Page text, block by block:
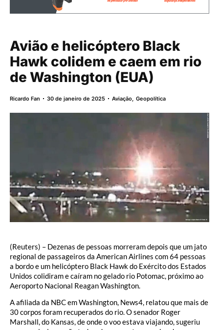
Avião e helicóptero Black
Hawk colidem e caem em rio
de Washington (EUA)
Ricardo Fan 30 de janeiro de 2025 Aviação,Geopolítica
(Reuters) – Dezenas de pessoas morreram depois que um jato
regional de passageiros da American Airlines com 64 pessoas
a bordo e um helicóptero Black Hawk do Exército dos Estados
Unidos colidiram e caíram no gelado rio Potomac, próximo ao
Aeroporto Nacional Reagan Washington.
A afiliada da NBC em Washington, News4, relatou que mais de
30 corpos foram recuperados do rio. O senador Roger
Marshall, do Kansas, de onde o voo estava viajando, sugeriu